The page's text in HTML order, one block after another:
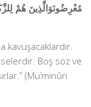
مُعْرِضُونَوَالَّذِينَ هُمْ
kavuşacaklardır.
Boş söz ve
(Mü’minûn